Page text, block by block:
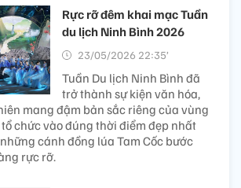
Rực rỡ đêm khai mạc Tuần
du lịch Ninh Bình 2026
23/05/2026 22:35’
Tuần Du lịch Ninh Bình đã
trở thành sự kiện văn hóa,
mang đậm bản sắc riêng của vùng
chức vào đúng thời điểm đẹp nhất
cánh đồng lúa Tam Cốc bước
rực rỡ.